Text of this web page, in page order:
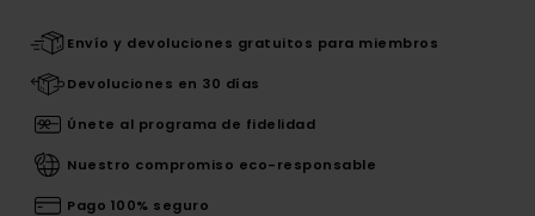
Envío y devoluciones gratuitos para miembros
Devoluciones en 30 días
Únete al programa de fidelidad
Nuestro compromiso eco-responsable
Pago 100% seguro